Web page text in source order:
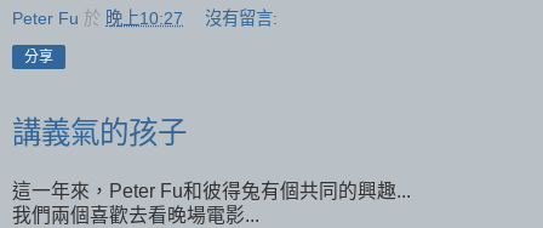
Peter Fu 於 晚上10:27 沒有留言:
分享
講義氣的孩子
這一年來，Peter Fu和彼得兔有個共同的興趣...
我們兩個喜歡去看晚場電影...